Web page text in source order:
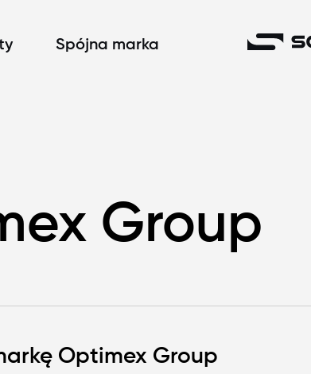
Spójna marka
Group
Optimex Group